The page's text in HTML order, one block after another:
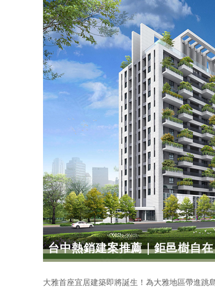
台中熱銷建案推薦｜鉅邑樹自
大雅首座宜居建築即將誕生！為大雅地區帶進跳